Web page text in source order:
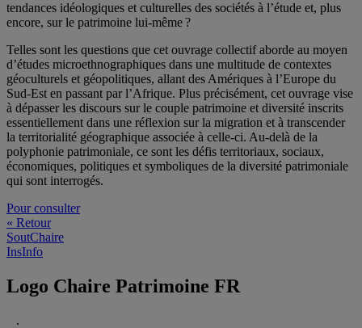
tendances idéologiques et culturelles des sociétés à l’étude et, plus
encore, sur le patrimoine lui-même ?
Telles sont les questions que cet ouvrage collectif aborde au moyen
d’études microethnographiques dans une multitude de contextes
géoculturels et géopolitiques, allant des Amériques à l’Europe du
Sud-Est en passant par l’Afrique. Plus précisément, cet ouvrage vise
à dépasser les discours sur le couple patrimoine et diversité inscrits
essentiellement dans une réflexion sur la migration et à transcender
la territorialité géographique associée à celle-ci. Au-delà de la
polyphonie patrimoniale, ce sont les défis territoriaux, sociaux,
économiques, politiques et symboliques de la diversité patrimoniale
qui sont interrogés.
Pour consulter
« Retour
SoutChaire
InsInfo
Logo Chaire Patrimoine FR
.